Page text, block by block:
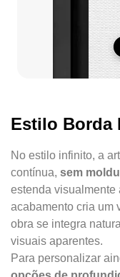
Estilo Borda
No estilo infinito, a
contínua, sem
estenda visualmente
acabamento cria um
obra se integra
visuais aparentes.
Para personalizar